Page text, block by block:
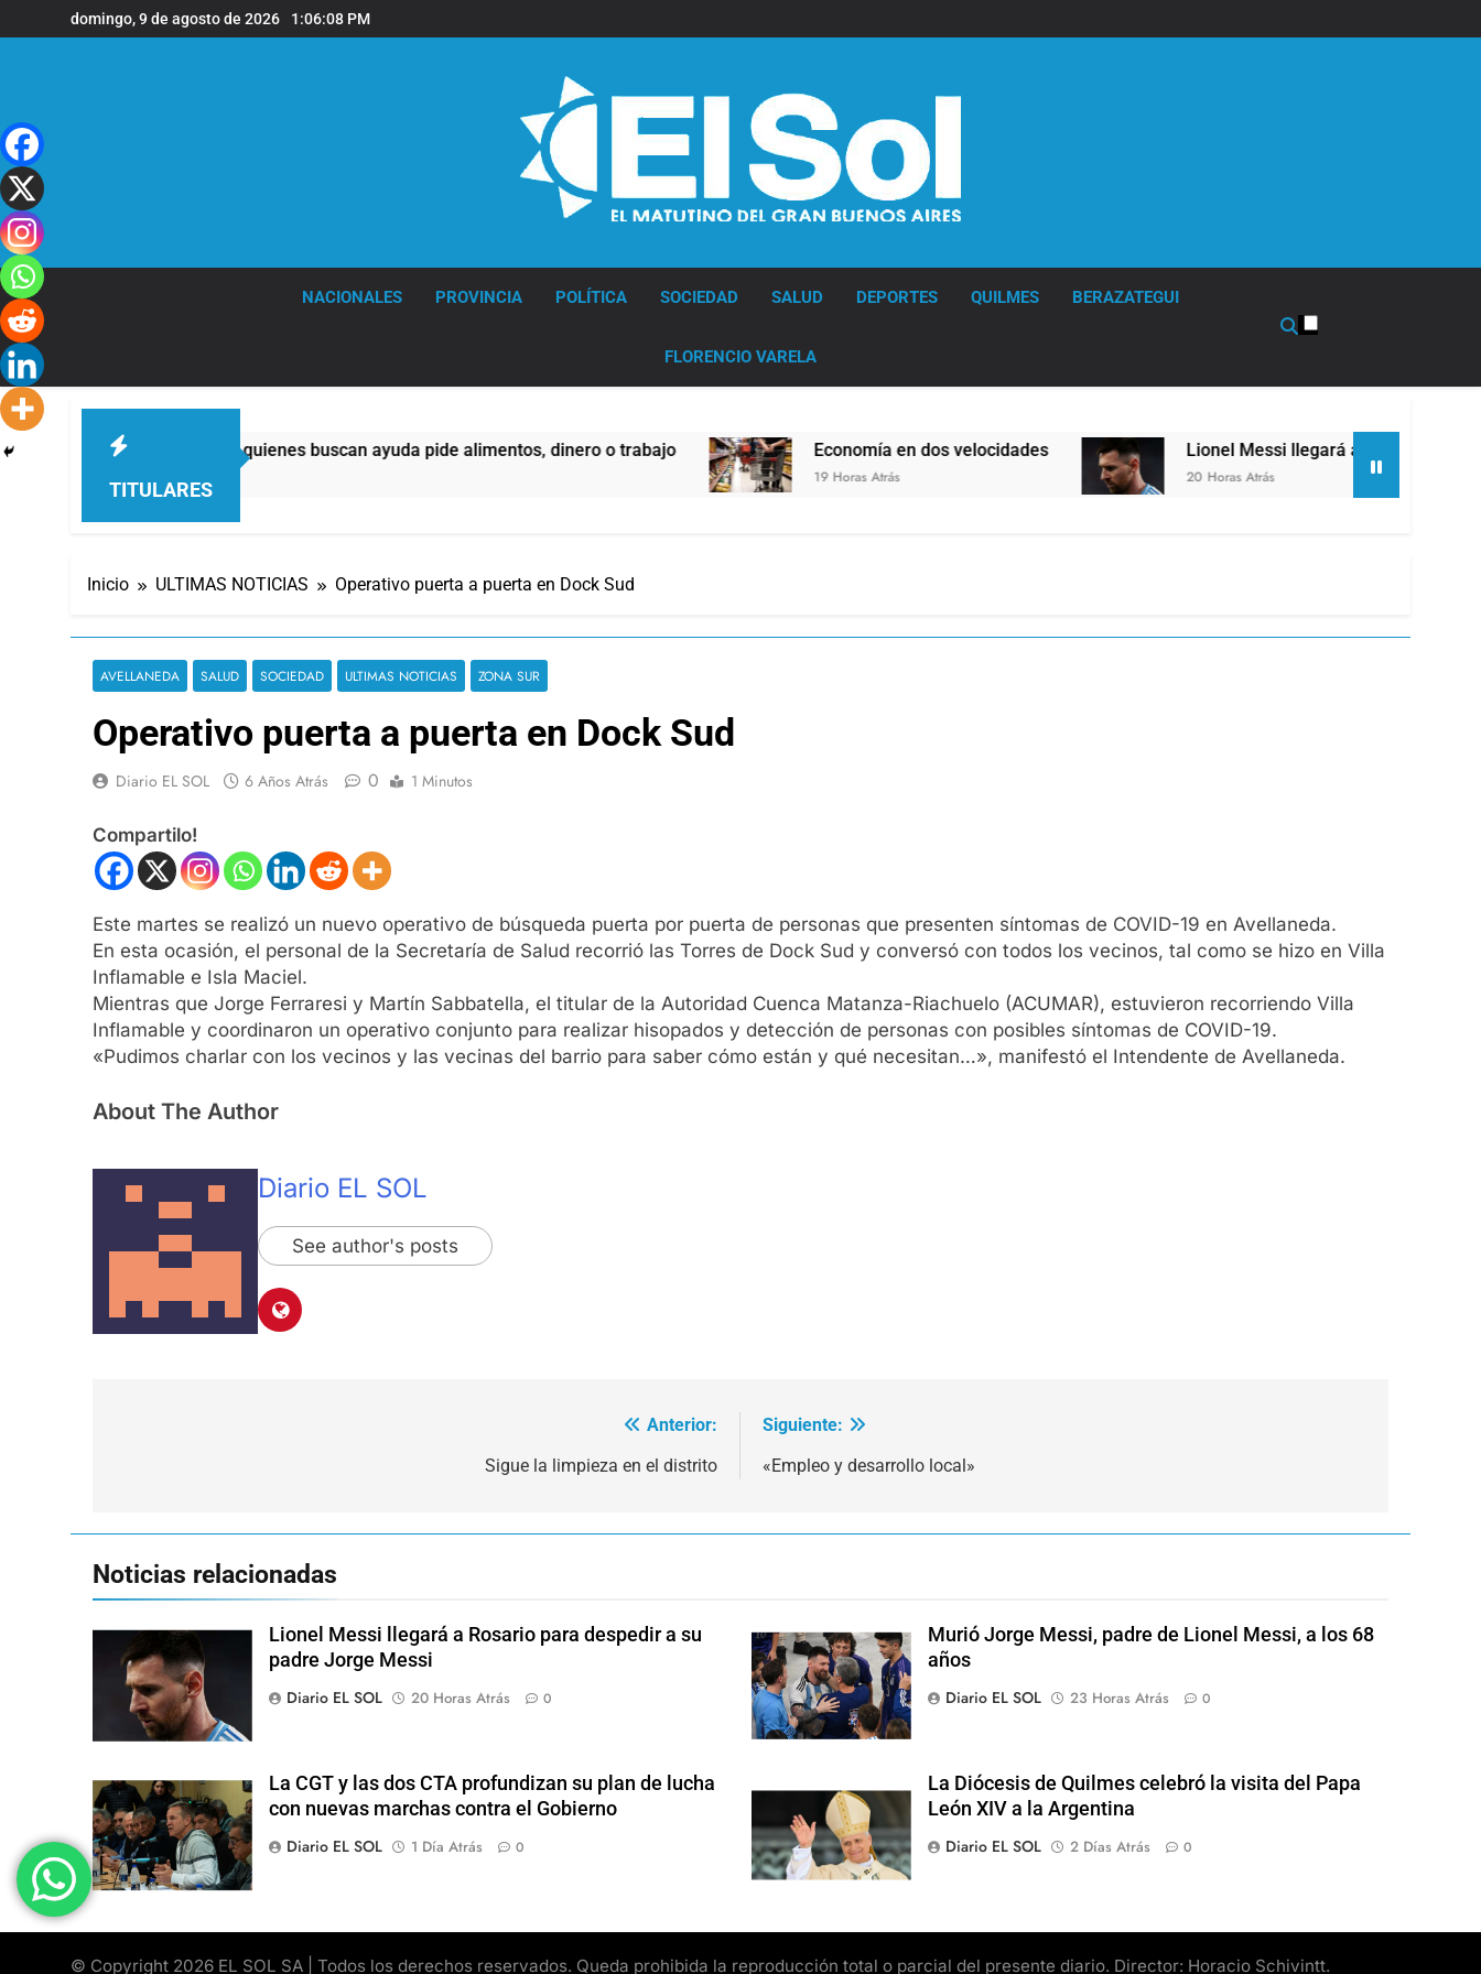
al
domingo, 9 de agosto de 2026 1:06:08 PM
NACIONALES PROVINCIA POLÍTICA SOCIEDAD SALUD DEPORTES QUILMES BERAZATEGUI
FLORENCIO VARELA
TITULARES
casi la mitad de quienes buscan ayuda pide alimentos, dinero o trabajo Economía en dos velocidades
19 Horas Atrás
Lionel Messi llegará a Rosario para
20 Horas Atrás
Inicio ULTIMAS NOTICIAS Operativo puerta a puerta en Dock Sud
AVELLANEDA SALUD SOCIEDAD ULTIMAS NOTICIAS ZONA SUR
Operativo puerta a puerta en Dock Sud
Diario EL SOL 6 Años Atrás 0 1 Minutos
Compartilo!
Este martes se realizó un nuevo operativo de búsqueda puerta por puerta de personas que presenten síntomas de COVID-19 en Avellaneda.
En esta ocasión, el personal de la Secretaría de Salud recorrió las Torres de Dock Sud y conversó con todos los vecinos, tal como se hizo en Villa
Inflamable e Isla Maciel.
Mientras que Jorge Ferraresi y Martín Sabbatella, el titular de la Autoridad Cuenca Matanza-Riachuelo (ACUMAR), estuvieron recorriendo Villa
Inflamable y coordinaron un operativo conjunto para realizar hisopados y detección de personas con posibles síntomas de COVID-19.
«Pudimos charlar con los vecinos y las vecinas del barrio para saber cómo están y qué necesitan…», manifestó el Intendente de Avellaneda.
About The Author
Diario EL SOL
See author's posts
Anterior:
Sigue la limpieza en el distrito
Siguiente:
«Empleo y desarrollo local»
Noticias relacionadas
Lionel Messi llegará a Rosario para despedir a su
padre Jorge Messi
Diario EL SOL
20 Horas Atrás 0
Murió Jorge Messi, padre de Lionel Messi, a los 68
años
Diario EL SOL
23 Horas Atrás 0
La CGT y las dos CTA profundizan su plan de lucha
con nuevas marchas contra el Gobierno
Diario EL SOL
1 Día Atrás 0
La Diócesis de Quilmes celebró la visita del Papa
León XIV a la Argentina
Diario EL SOL
2 Días Atrás 0
© Copyright 2026 EL SOL SA | Todos los derechos reservados. Queda prohibida la reproducción total o parcial del presente diario. Director: Horacio Schivintt.